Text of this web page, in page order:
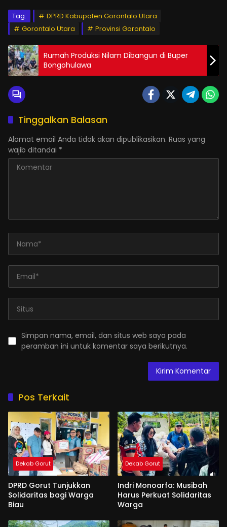
Tag:
DPRD Kabupaten Gorontalo Utara
Gorontalo Utara
Provinsi Gorontalo
Rumah Produksi Nilam Dibangun di Buper
Bongohulawa
Tinggalkan Balasan
Alamat email Anda tidak akan dipublikasikan. Ruas yang
wajib ditandai *
Simpan nama, email, dan situs web saya pada
peramban ini untuk komentar saya berikutnya.
Pos Terkait
Dekab Gorut
DPRD Gorut Tunjukkan
Solidaritas bagi Warga
Biau
Dekab Gorut
Indri Monoarfa: Musibah
Harus Perkuat Solidaritas
Warga